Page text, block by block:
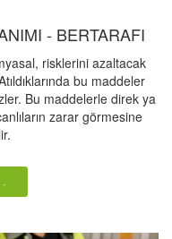
- BERTARAFI
risklerini azaltacak
bu maddeler
Bu maddelerle direk ya
zarar görmesine